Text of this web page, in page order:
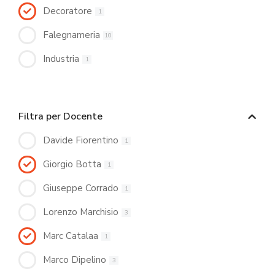
Decoratore 1
Falegnameria 10
Industria 1
Filtra per Docente
Davide Fiorentino 1
Giorgio Botta 1
Giuseppe Corrado 1
Lorenzo Marchisio 3
Marc Catalaa 1
Marco Dipelino 3